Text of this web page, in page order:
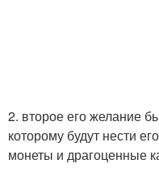
2. второе его желание
которому будут нести
монеты и драгоценные